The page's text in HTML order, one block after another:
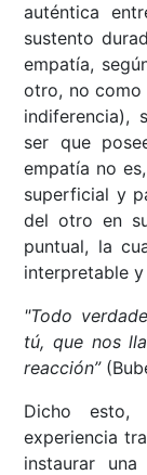
auténtica
sustento
empatía,
otro, no como
indiferencia),
ser que
empatía no
superficial y
del otro en
puntual, la
interpretable y
"Todo
tú, que nos
reacción”
Dicho esto,
experiencia
instaurar